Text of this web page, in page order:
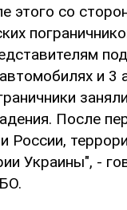
этого со
и 3
После
России,
Украины", -